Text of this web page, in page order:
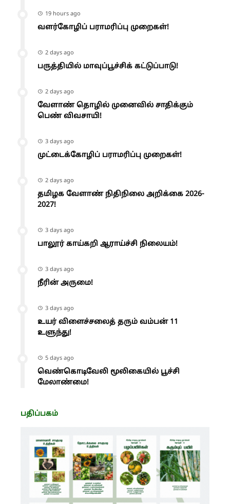
19 hours ago
வளர்கோழிப் பராமரிப்பு முறைகள்!
2 days ago
பருத்தியில் மாவுப்பூச்சிக் கட்டுப்பாடு!
2 days ago
வேளாண் தொழில் முனைவில் சாதிக்கும்
பெண் விவசாயி!
3 days ago
முட்டைக்கோழிப் பராமரிப்பு முறைகள்!
2 days ago
தமிழக வேளாண் நிதிநிலை அறிக்கை 2026-
2027!
3 days ago
பாலூர் காய்கறி ஆராய்ச்சி நிலையம்!
3 days ago
நீரின் அருமை!
3 days ago
உயர் விளைச்சலைத் தரும் வம்பன் 11
உளுந்து!
5 days ago
வெண்கொடிவேலி மூலிகையில் பூச்சி
மேலாண்மை!
பதிப்பகம்